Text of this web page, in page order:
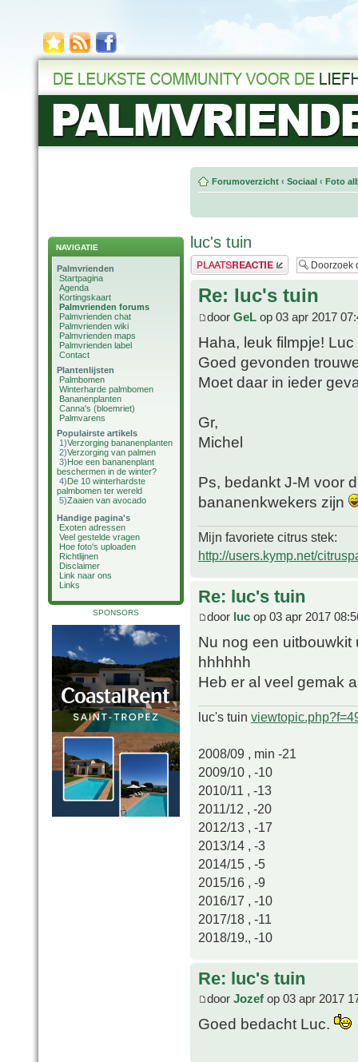
NAVIGATIE
Palmvrienden
Startpagina
Agenda
Kortingskaart
Palmvrienden forums
Palmvrienden chat
Palmvrienden wiki
Palmvrienden maps
Palmvrienden label
Contact
Plantenlijsten
Palmbomen
Winterharde palmbomen
Bananenplanten
Canna's (bloemriet)
Palmvarens
Populairste artikels
1)Verzorging bananenplanten
2)Verzorging van palmen
3)Hoe een bananenplant
beschermen in de winter?
4)De 10 winterhardste
palmbomen ter wereld
5)Zaaien van avocado
Handige pagina's
Exoten adressen
Veel gestelde vragen
Hoe foto's uploaden
Richtlijnen
Disclaimer
Link naar ons
Links
SPONSORS
Forumoverzicht ‹ Sociaal ‹ Foto
luc's tuin
Plaats een reactie
Re: luc's tuin
door GeL op 03 apr 2017
Haha, leuk filmpje!
Goed gevonden
Moet daar in ieder
Gr,
Michel
Ps, bedankt J-M voor
bananenkwekers zijn
Mijn favoriete citrus stek:
http://users.kymp.net/
Re: luc's tuin
door luc op 03 apr 2017
Nu nog een
hhhhhh
Heb er al veel gemak
luc's tuin
2008/09 , min -21
2009/10 , -10
2010/11 , -13
2011/12 , -20
2012/13 , -17
2013/14 , -3
2014/15 , -5
2015/16 , -9
2016/17 , -10
2017/18 , -11
2018/19., -10
Re: luc's tuin
door Jozef op 03 apr 2017
Goed bedacht Luc.